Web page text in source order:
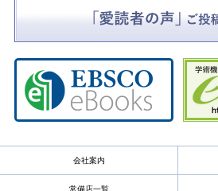
会社案内
常備店一覧